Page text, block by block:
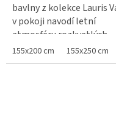
bavlny z kolekce Lauris
v pokoji navodí letní
atmosféru rozkvetlých
levandulových lánů v Jižní
Provence. Nechte se
155x200 cm 155x250 cm